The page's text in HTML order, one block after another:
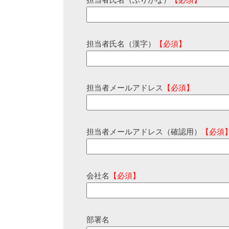
担当者氏名（漢字） 【必須】
担当者メールアドレス 【必須】
担当者メールアドレス（確認用） 【必須
会社名 【必須】
部署名